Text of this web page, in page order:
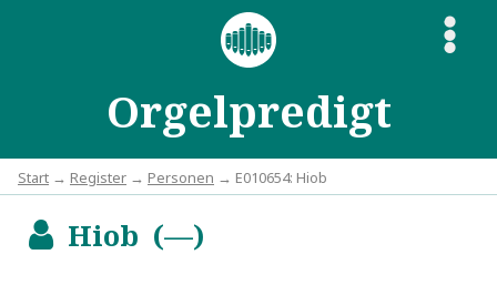
Orgelpredigt
S
Start → Register → Personen → E010654: Hiob
bHiob (—)